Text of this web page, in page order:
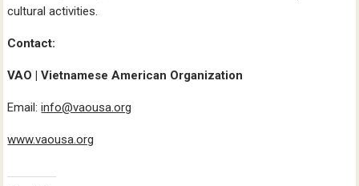
cultural activities.
Contact:
VAO | Vietnamese American Organization
Email:info@vaousa.org
www.vaousa.org